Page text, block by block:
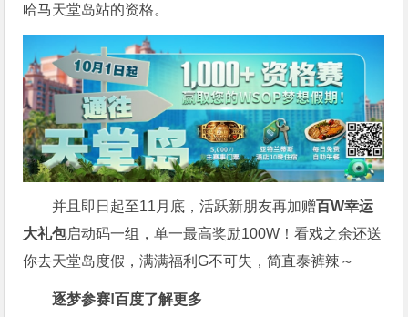
哈马天堂岛站的资格。
并且即日起至11月底，活跃新朋友再加赠百W幸运
大礼包启动码一组，单一最高奖励100W！看戏之余还送
你去天堂岛度假，满满福利G不可失，简直泰裤辣～
逐梦参赛!百度了解更多